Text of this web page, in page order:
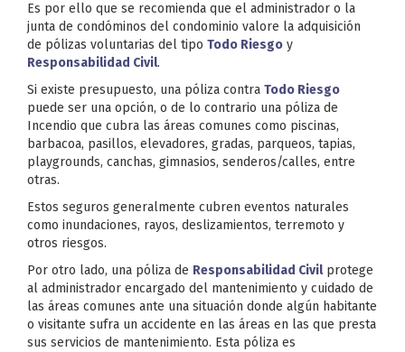
Es por ello que se recomienda que el administrador o la
junta de condóminos del condominio valore la adquisición
de pólizas voluntarias del tipo Todo Riesgo y
Responsabilidad Civil.
Si existe presupuesto, una póliza contra Todo Riesgo
puede ser una opción, o de lo contrario una póliza de
Incendio que cubra las áreas comunes como piscinas,
barbacoa, pasillos, elevadores, gradas, parqueos, tapias,
playgrounds, canchas, gimnasios, senderos/calles, entre
otras.
Estos seguros generalmente cubren eventos naturales
como inundaciones, rayos, deslizamientos, terremoto y
otros riesgos.
Por otro lado, una póliza de Responsabilidad Civilprotege
al administrador encargado del mantenimiento y cuidado de
las áreas comunes ante una situación donde algún habitante
o visitante sufra un accidente en las áreas en las que presta
sus servicios de mantenimiento. Esta póliza es